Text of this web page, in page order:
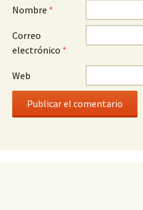
Nombre *
Correo
electrónico *
Web